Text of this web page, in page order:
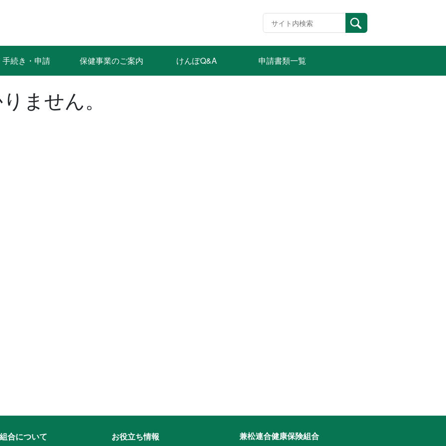
手続き・申請 保健事業のご案内 けんぽQ&A 申請書類一覧
ません。
合について お役立ち情報 兼松連合健康保険組合